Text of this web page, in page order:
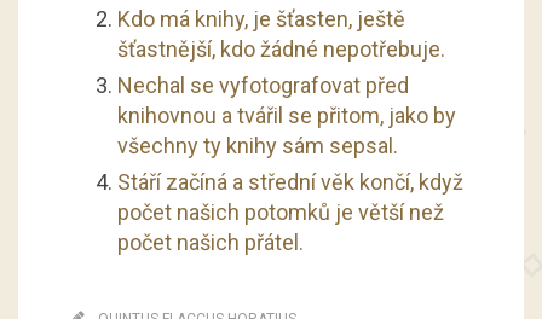
Kdo má knihy, je šťasten, ještě
šťastnější, kdo žádné nepotřebuje.
Nechal se vyfotografovat před
knihovnou a tvářil se přitom, jako by
všechny ty knihy sám sepsal.
Stáří začíná a střední věk končí, když
počet našich potomků je větší než
počet našich přátel.